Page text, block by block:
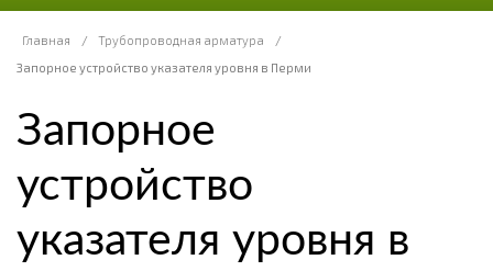
Главная / Трубопроводная арматура
/
Запорное устройство указателя уровня в Перми
Запорное
устройство
указателя уровня в